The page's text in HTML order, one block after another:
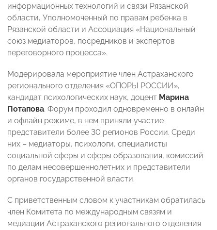
информационных технологий и связи Рязанской
области, Уполномоченный по правам ребенка в
Рязанской области и Ассоциация «Национальный
союз медиаторов, посредников и экспертов
переговорного процесса».
Модерировала мероприятие член Астраханского
регионального отделения «ОПОРЫ РОССИИ»,
кандидат психологических наук, доцент Марина
Потапова. Форум проходил одновременно в онлайн
и офлайн режиме, в нем приняли участие
представители более 30 регионов России. Среди
них – медиаторы, психологи, специалисты
социальной сферы и сферы образования, комиссий
по делам несовершеннолетних и представители
органов государственной власти.
С приветственным словом к участникам обратилась
член Комитета по международным связям и
медиации Астраханского регионального отделения